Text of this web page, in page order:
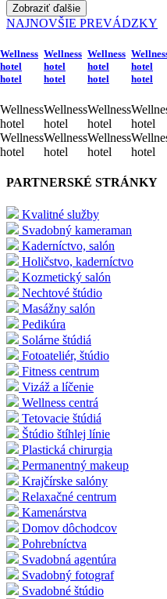
Zobraziť ďalšie
NAJNOVŠIE PREVÁDZKY
Wellness
hotel
hotel
Wellness
hotel
Wellness
hotel
Wellness
hotel
hotel
Wellness
hotel
Wellness
hotel
Wellness
hotel
hotel
Wellness
hotel
Wellness
hotel
hotel
hotel
hotel
hotel
PARTNERSKÉ STRÁNKY
Kvalitné služby
Svadobný kameraman
Kaderníctvo, salón
Holičstvo, kaderníctvo
Kozmetický salón
Nechtové štúdio
Masážny salón
Pedikúra
Solárne štúdiá
Fotoateliér, štúdio
Fitness centrum
Vizáž a líčenie
Wellness centrá
Tetovacie štúdiá
Štúdio štíhlej línie
Plastická chirurgia
Permanentný makeup
Krajčírske salóny
Relaxačné centrum
Kamenárstva
Domov dôchodcov
Pohrebníctva
Svadobná agentúra
Svadobný fotograf
Svadobné štúdio